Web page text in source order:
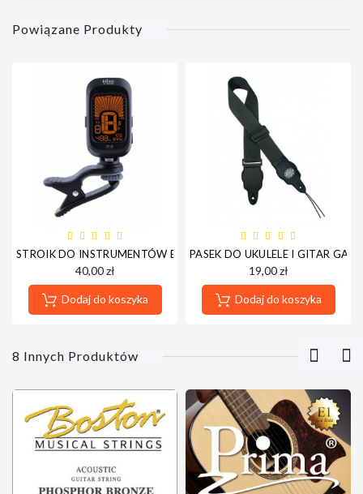
Powiązane Produkty
STROIK DO INSTRUMENTÓW BOSTON IT-5
40,00 zł
Dodaj do koszyka
PASEK DO UKULELE I GITAR
19,00 zł
Dodaj do koszyka
8 Innych Produktów